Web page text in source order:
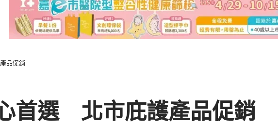
品促銷
首選 北市庇護產品促銷